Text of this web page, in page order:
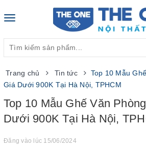
Toggle
Trang chủ Tin tức
Top 10 Mẫu
Giá Dưới 900K Tại Hà Nội, TPHCM
Top 10 Mẫu Ghế Văn
Dưới 900K Tại Hà Nội,
Đăng vào lúc 15/06/2024